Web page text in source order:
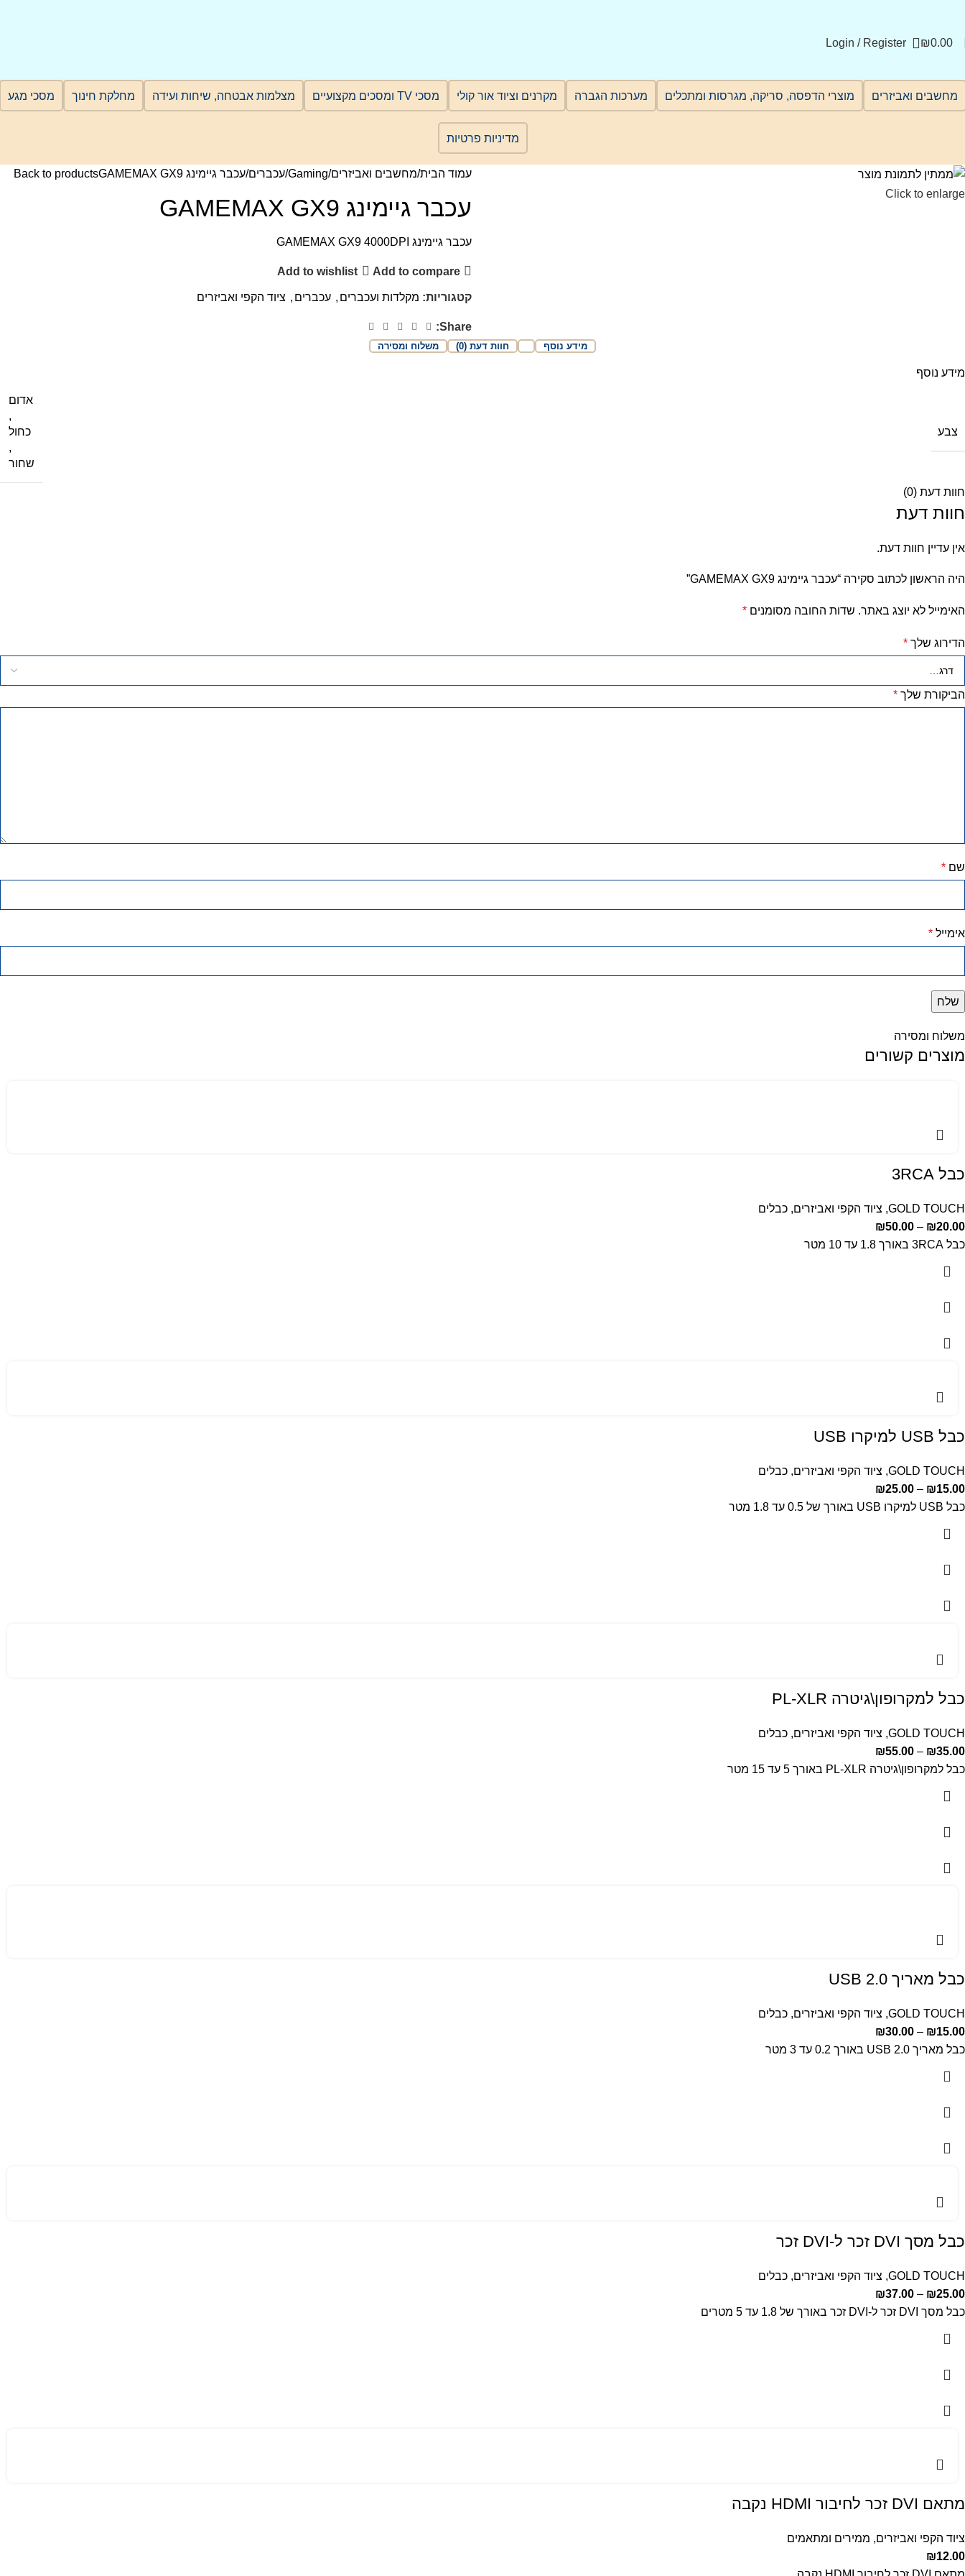
₪0.00
Login / Register
מחשבים ואביזרים מוצרי הדפסה, סריקה, מגרסות ומתכלים מערכות הגברה מקרנים וציוד אור קולי מסכי TV ומסכים מקצועיים מצלמות אבטחה, שיחות ועידה מחלקת חינוך מסכי מגע
מדיניות פרטיות
Click to enlarge
עמוד הבית מחשבים ואביזרים Gaming עכברים עכבר גיימינג GAMEMAX GX9 Back to products
עכבר גיימינג GAMEMAX GX9
עכבר גיימינג GAMEMAX GX9 4000DPI
Add to compare
Add to wishlist
קטגוריות: מקלדות ועכברים , עכברים , ציוד הקפי ואביזרים
Share:
מידע נוסף חוות דעת (0) משלוח ומסירה
מידע נוסף
צבע
אדום
,
כחול
,
שחור
חוות דעת (0)
חוות דעת
אין עדיין חוות דעת.
היה הראשון לכתוב סקירה “עכבר גיימינג GAMEMAX GX9”
האימייל לא יוצג באתר. שדות החובה מסומנים *
הדירוג שלך *
הביקורת שלך *
שם *
אימייל *
משלוח ומסירה
מוצרים קשורים
כבל 3RCA
GOLD TOUCH
, ציוד הקפי ואביזרים, כבלים
₪20.00
–
₪50.00
כבל 3RCA באורך 1.8 עד 10 מטר
כבל USB למיקרו USB
GOLD TOUCH
, ציוד הקפי ואביזרים, כבלים
₪15.00
–
₪25.00
כבל USB למיקרו USB באורך של 0.5 עד 1.8 מטר
כבל למקרופון\גיטרה PL-XLR
GOLD TOUCH
, ציוד הקפי ואביזרים, כבלים
₪35.00
–
₪55.00
כבל למקרופון\גיטרה PL-XLR באורך 5 עד 15 מטר
כבל מאריך USB 2.0
GOLD TOUCH
, ציוד הקפי ואביזרים, כבלים
₪15.00
–
₪30.00
כבל מאריך USB 2.0 באורך 0.2 עד 3 מטר
כבל מסך DVI זכר ל-DVI זכר
GOLD TOUCH
, ציוד הקפי ואביזרים, כבלים
₪25.00
–
₪37.00
כבל מסך DVI זכר ל-DVI זכר באורך של 1.8 עד 5 מטרים
מתאם DVI זכר לחיבור HDMI נקבה
ציוד הקפי ואביזרים, ממירים ומתאמים
₪12.00